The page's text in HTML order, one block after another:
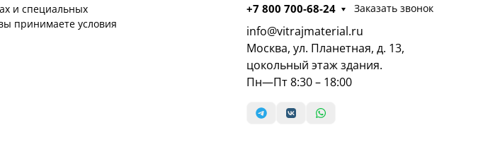
и специальных
принимаете условия
+7 800 700-68-24 Заказать звонок
info@vitrajmaterial.ru
Москва, ул. Планетная, д. 13,
цокольный этаж здания.
Пн—Пт 8:30 – 18:00